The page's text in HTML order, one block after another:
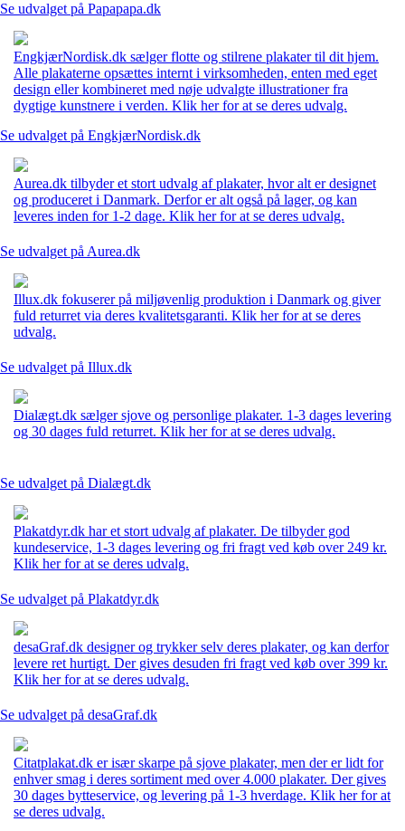
Se udvalget på Papapapa.dk
EngkjærNordisk.dk sælger flotte og stilrene plakater til dit hjem.
Alle plakaterne opsættes internt i virksomheden, enten med eget
design eller kombineret med nøje udvalgte illustrationer fra
dygtige kunstnere i verden. Klik her for at se deres udvalg.
Se udvalget på EngkjærNordisk.dk
Aurea.dk tilbyder et stort udvalg af plakater, hvor alt er designet
og produceret i Danmark. Derfor er alt også på lager, og kan
leveres inden for 1-2 dage. Klik her for at se deres udvalg.
Se udvalget på Aurea.dk
Illux.dk fokuserer på miljøvenlig produktion i Danmark og giver
fuld returret via deres kvalitetsgaranti. Klik her for at se deres
udvalg.
Se udvalget på Illux.dk
Dialægt.dk sælger sjove og personlige plakater. 1-3 dages levering
og 30 dages fuld returret. Klik her for at se deres udvalg.
Se udvalget på Dialægt.dk
Plakatdyr.dk har et stort udvalg af plakater. De tilbyder god
kundeservice, 1-3 dages levering og fri fragt ved køb over 249 kr.
Klik her for at se deres udvalg.
Se udvalget på Plakatdyr.dk
desaGraf.dk designer og trykker selv deres plakater, og kan derfor
levere ret hurtigt. Der gives desuden fri fragt ved køb over 399 kr.
Klik her for at se deres udvalg.
Se udvalget på desaGraf.dk
Citatplakat.dk er især skarpe på sjove plakater, men der er lidt for
enhver smag i deres sortiment med over 4.000 plakater. Der gives
30 dages bytteservice, og levering på 1-3 hverdage. Klik her for at
se deres udvalg.